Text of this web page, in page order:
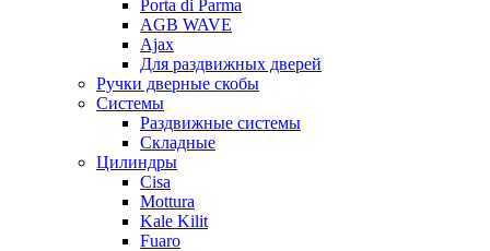
Porta di Parma
AGB WAVE
Ajax
Для раздвижных дверей
Ручки дверные скобы
Системы
Раздвижные системы
Складные
Цилиндры
Cisa
Mottura
Kale Kilit
Fuaro